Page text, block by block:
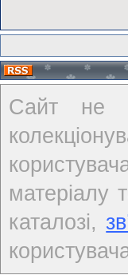
Сайт не
матеріалу
каталозі,